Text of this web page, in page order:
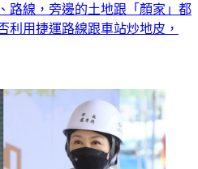
路線，旁邊的土地跟「顏家」都
利用捷運路線跟車站炒地皮，